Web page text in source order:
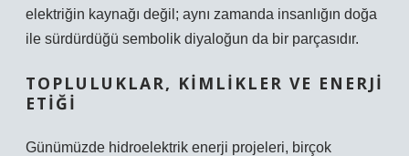
elektriğin kaynağı değil; aynı zamanda insanlığın doğa
ile sürdürdüğü sembolik diyaloğun da bir parçasıdır.
TOPLULUKLAR, KIMLIKLER VE ENERJI
ETIĞI
Günümüzde hidroelektrik enerji projeleri, birçok